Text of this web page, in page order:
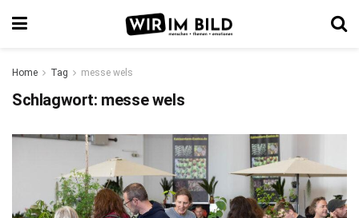
Home Tag messe wels
Schlagwort: messe wels